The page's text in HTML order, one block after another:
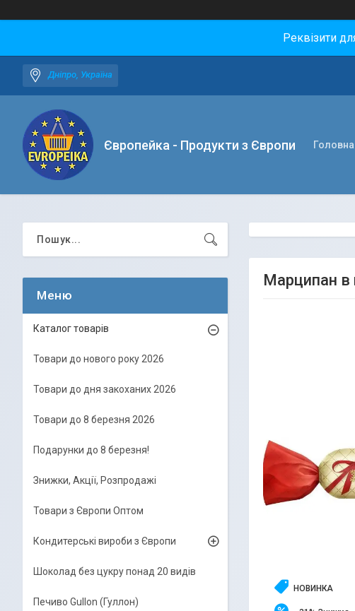
Реквізити
Дніпро, Україна
Європейка - Продукти з Європи Головна
Марципан в
НОВИНКА
Каталог товарів
Товари до нового року 2026
Товари до дня закоханих 2026
Товари до 8 березня 2026
Подарунки до 8 березня!
Знижки, Акції, Розпродажі
Товари з Європи Оптом
Кондитерські вироби з Європи
Шоколад без цукру понад 20 видів
Печиво Gullon (Гуллон)